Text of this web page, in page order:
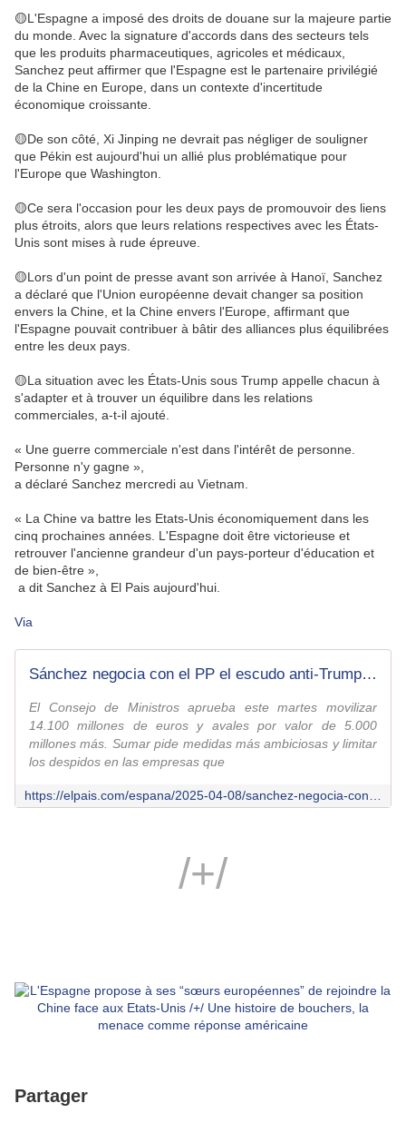
🟡L'Espagne a imposé des droits de douane sur la majeure partie
du monde. Avec la signature d'accords dans des secteurs tels
que les produits pharmaceutiques, agricoles et médicaux,
Sanchez peut affirmer que l'Espagne est le partenaire privilégié
de la Chine en Europe, dans un contexte d'incertitude
économique croissante.
🟡De son côté, Xi Jinping ne devrait pas négliger de souligner
que Pékin est aujourd'hui un allié plus problématique pour
l'Europe que Washington.
🟡Ce sera l'occasion pour les deux pays de promouvoir des liens
plus étroits, alors que leurs relations respectives avec les États-
Unis sont mises à rude épreuve.
🟡Lors d'un point de presse avant son arrivée à Hanoï, Sanchez
a déclaré que l'Union européenne devait changer sa position
envers la Chine, et la Chine envers l'Europe, affirmant que
l'Espagne pouvait contribuer à bâtir des alliances plus équilibrées
entre les deux pays.
🟡La situation avec les États-Unis sous Trump appelle chacun à
s'adapter et à trouver un équilibre dans les relations
commerciales, a-t-il ajouté.
« Une guerre commerciale n'est dans l'intérêt de personne.
Personne n'y gagne »,
a déclaré Sanchez mercredi au Vietnam.
« La Chine va battre les Etats-Unis économiquement dans les
cinq prochaines années. L'Espagne doit être victorieuse et
retrouver l'ancienne grandeur d'un pays-porteur d'éducation et
de bien-être »,
a dit Sanchez à El Pais aujourd'hui.
Via
Sánchez negocia con el PP el escudo anti-Trump mientras busca alternativas en Vietnam y China
El Consejo de Ministros aprueba este martes movilizar
14.100 millones de euros y avales por valor de 5.000
millones más. Sumar pide medidas más ambiciosas y limitar
los despidos en las empresas que
/+/
Partager